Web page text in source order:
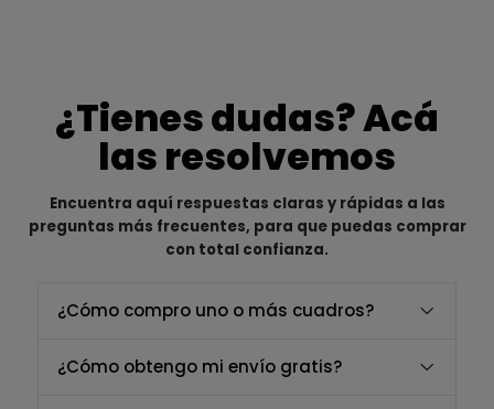
¿Tienes dudas? Acá
las resolvemos
Encuentra aquí respuestas claras y rápidas a las
preguntas más frecuentes, para que puedas comprar
con total confianza.
¿Cómo compro uno o más cuadros?
¿Cómo obtengo mi envío gratis?